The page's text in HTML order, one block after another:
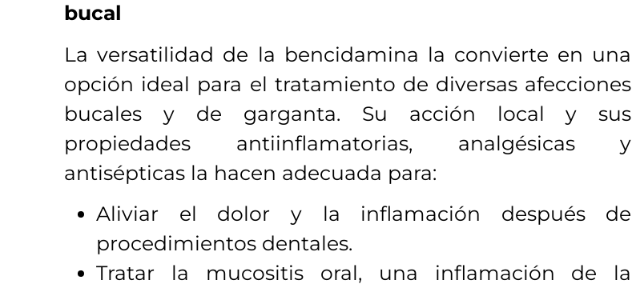
bucal
La versatilidad de la bencidamina la convierte en una
opción ideal para el tratamiento de diversas afecciones
bucales y de garganta. Su acción local y sus
propiedades antiinflamatorias, analgésicas y
antisépticas la hacen adecuada para:
Aliviar el dolor y la inflamación después de
procedimientos dentales.
Tratar la mucositis oral, una inflamación de la